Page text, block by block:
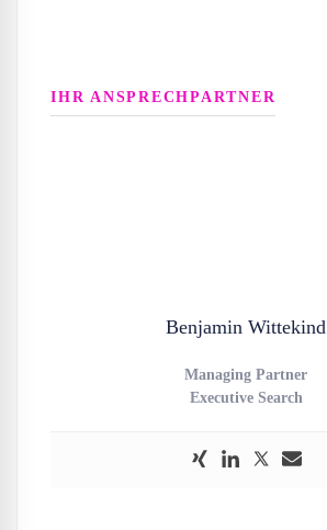
IHR ANSPRECHPARTNER
Benjamin Wittekind
Managing Partner
Executive Search